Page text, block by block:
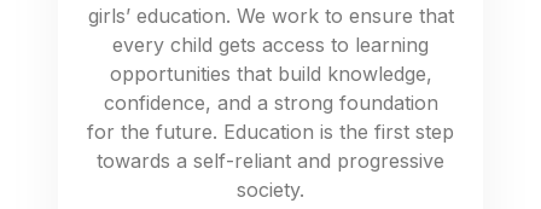
girls’ education. We work to ensure that
every child gets access to learning
opportunities that build knowledge,
confidence, and a strong foundation
for the future. Education is the first step
towards a self-reliant and progressive
society.